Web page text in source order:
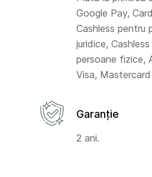
Google Pay,
Cashless pentru
juridice,
persoane fizice,
Visa, Mastercard
Garanție
2 ani.